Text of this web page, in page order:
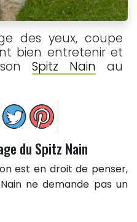
des yeux, coupe
bien entretenir et
sonSpitz Nain au
sur facebook
Partager sur Twitter
Epingler sur Pinterest
du Spitz Nain
est en droit de penser,
ne demande pas un